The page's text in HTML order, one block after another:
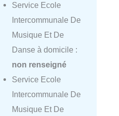
Service Ecole
Intercommunale De
Musique Et De
Danse à domicile :
non renseigné
Service Ecole
Intercommunale De
Musique Et De